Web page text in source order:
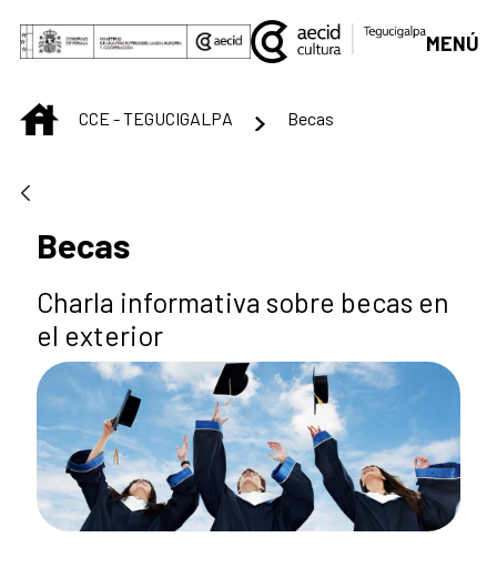
Saltar al contenido principal
MENÚ
INICIOCCE - TEGUCIGALPA Becas
Becas
Charla informativa sobre becas en
el exterior